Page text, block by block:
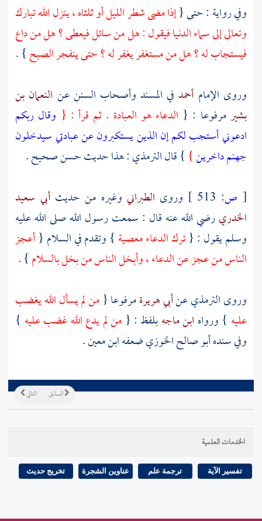
وفي رواية : حتى {إذا مضى شطر الليل أو ثلثاه ، ينزل الله تبارك
وتعالى إلى سماء الدنيا فيقول : هل من سائل فيعطى ؟ هل من داع
فيستجاب له ؟ هل من مستغفر يغفر له ؟ حتى ينفجر الصبح} .
وروى الإمام أحمد في المسند وأصحاب السنن عن النعمان بن
بشيرمرفوعا : { الدعاء هو العبادة . ثم قرأ : { وقال ربكم
ادعوني أستجب لكم إن الذين يستكبرون عن عبادتي سيدخلون
جهنم داخرين} } قالالترمذي: هذا حديث حسن صحيح .
[ ص: وروى الطبراني وغيره من حديثأبي سعيد
الخدريرضي الله عنه قال : سمعت رسول الله صلى الله عليه
وسلم يقول : {ترك الدعاء معصية } وتقدم في السلام {أعجز
الناس من عجز عن الدعاء ، وأبخل الناس من بخل بالسلام} .
وروىالترمذيعنأبي هريرةمرفوعا {من لم يسأل الله يغضب
عليه } ورواه ابن ماجهبلفظ : { من لم يدع الله غضب عليه }
وفي سندهأبو صالح الخوزيضعفهابن معين.
التالي السابق
الخدمات العلمية
تفسير الآية ترجمة علم عناوين الشجرة تخريج حديث